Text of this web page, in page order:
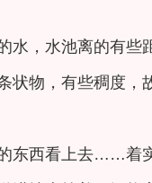
水，水池离的有
状物，有些稠度
东西看上去……着